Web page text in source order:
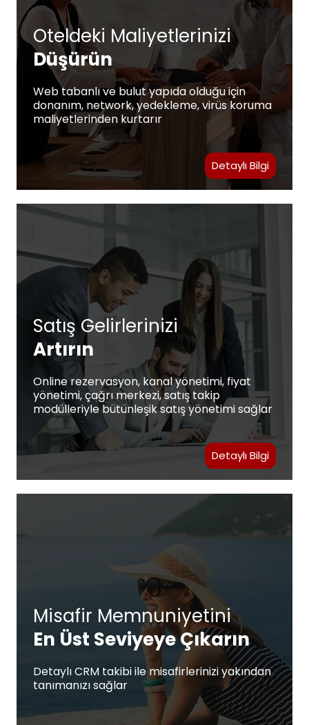
Oteldeki Maliyetlerinizi
Düşürün
Web tabanlı ve bulut yapıda olduğu için
donanım, network, yedekleme, virüs koruma
maliyetlerinden kurtarır
Detaylı Bilgi
Satış Gelirlerinizi
Artırın
Online rezervasyon, kanal yönetimi, fiyat
yönetimi, çağrı merkezi, satış takip
modülleriyle bütünleşik satış yönetimi sağlar
Detaylı Bilgi
Misafir Memnuniyetini
En Üst Seviyeye Çıkarın
Detaylı CRM takibi ile misafirlerinizi yakından
tanımanızı sağlar